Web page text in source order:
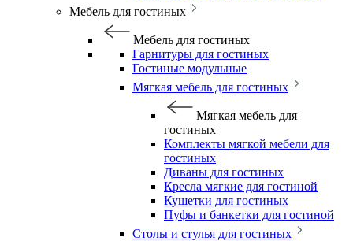
Мебель для гостиных
Мебель для гостиных
Гарнитуры для гостиных
Гостиные модульные
Мягкая мебель для гостиных
Мягкая мебель для
гостиных
Комплекты мягкой мебели для
гостиных
Диваны для гостиных
Кресла мягкие для гостиной
Кушетки для гостиных
Пуфы и банкетки для гостиной
Столы и стулья для гостиных